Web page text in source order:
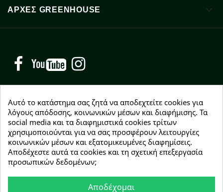
ΑΡΧΈΣ GREENHOUSE 
Facebook YouTube
NEWSLETTER
Εγγραφείτε δωρεάν και θα είστε οι πρώτοι που θα
λάβετε τα νέα μας γύρω από προσφορές, εκπτώσεις
και νέα προϊόντα.
Αυτό το κατάστημα σας ζητά να αποδεχτείτε cookies για
λόγους απόδοσης, κοινωνικών μέσων και διαφήμισης. Τα
social media και τα διαφημιστικά cookies τρίτων
χρησιμοποιούνται για να σας προσφέρουν λειτουργίες
κοινωνικών μέσων και εξατομικευμένες διαφημίσεις.
Αποδέχεστε αυτά τα cookies και τη σχετική επεξεργασία
προσωπικών δεδομένων;
Αποδέχομαι